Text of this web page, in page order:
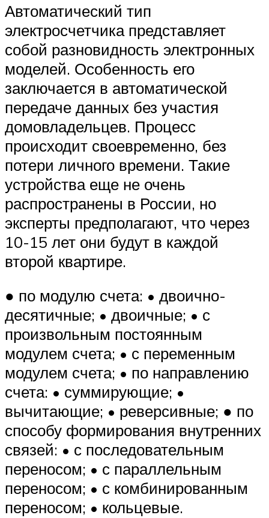
Автоматический тип
электросчетчика представляет
собой разновидность электронных
моделей. Особенность его
заключается в автоматической
передаче данных без участия
домовладельцев. Процесс
происходит своевременно, без
потери личного времени. Такие
устройства еще не очень
распространены в России, но
эксперты предполагают, что через
10-15 лет они будут в каждой
второй квартире.
● по модулю счета: • двоично-
десятичные; • двоичные; • с
произвольным постоянным
модулем счета; • с переменным
модулем счета; • по направлению
счета: • суммирующие; •
вычитающие; • реверсивные; ● по
способу формирования внутренних
связей: • с последовательным
переносом; • с параллельным
переносом; • с комбинированным
переносом; • кольцевые.